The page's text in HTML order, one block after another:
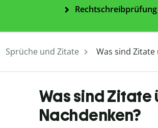
Rechtschreibprüfung
Sprüche und Zitate Was sind
Was sind Zitate
Nachdenken?